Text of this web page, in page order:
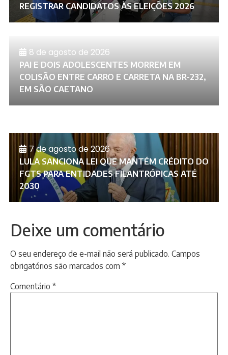
REGISTRAR CANDIDATOS ÀS ELEIÇÕES 2026
8 de agosto de 2026
PAI E DOIS ADOLESCENTES MORREM EM
COLISÃO ENTRE CARRO E CARRETA NA BR-232,
EM SÃO CAETANO
7 de agosto de 2026
LULA SANCIONA LEI QUE MANTÉM CRÉDITO DO
FGTS PARA ENTIDADES FILANTRÓPICAS ATÉ
2030
Deixe um comentário
O seu endereço de e-mail não será publicado. Campos
obrigatórios são marcados com *
Comentário *